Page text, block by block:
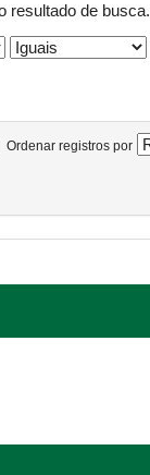
resultado de busca.
Ordenar registros por